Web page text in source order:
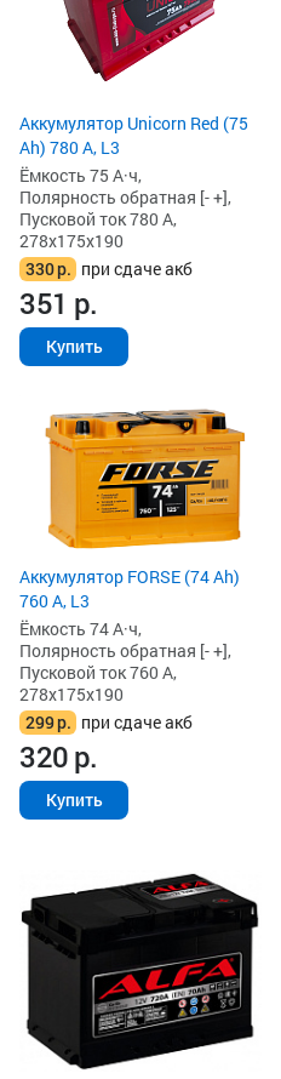
Аккумулятор Unicorn Red (75
Ah) 780 А, L3
Ёмкость 75 А·ч,
Полярность обратная [- +],
Пусковой ток 780 А,
278x175x190
330р. при сдаче акб
351 р.
Купить
Аккумулятор FORSE (74 Ah)
760 А, L3
Ёмкость 74 А·ч,
Полярность обратная [- +],
Пусковой ток 760 А,
278x175x190
299р. при сдаче акб
320р.
Купить